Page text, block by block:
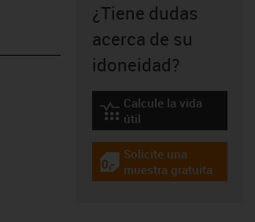
¿Tiene dudas
acerca de su
idoneidad?
igus-icon-lebensdauerrechner
Calcule la vida
útil
igus-icon-gratismuster
Solicite una
muestra gratuita